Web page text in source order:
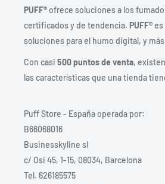
PUFF®ofrece soluciones a los
certificados y de tendencia. PUFF®es
soluciones para el humo digital, y
Con casi 500 puntos de venta,
las características que una tienda
Puff Store - España operada por:
B66068016
Businesskyline sl
c/ Osi 45, 1-15, 08034, Barcelona
Tel. 626185575